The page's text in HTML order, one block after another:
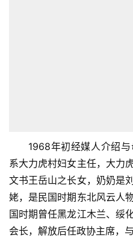
1968年初经媒人介绍
系大力虎村妇女主任，大力
文书王岳山之长女，奶奶是
姥，是民国时期东北风云人
国时期曾任黑龙江木兰、绥
会长，解放后任政协主席，